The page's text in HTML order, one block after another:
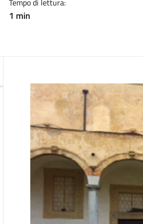
Tempo di lettura:
1 min